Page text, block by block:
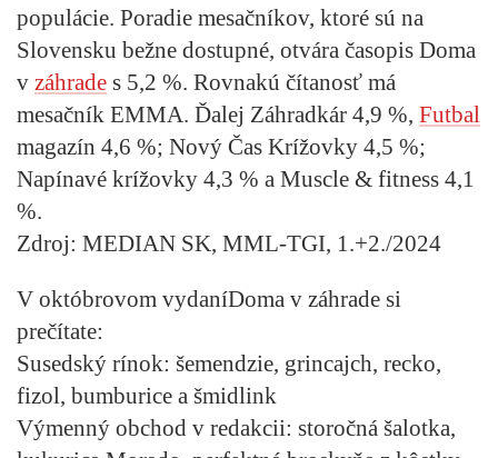
populácie. Poradie mesačníkov, ktoré sú na
Slovensku bežne dostupné, otvára časopis Doma
v záhrade s 5,2 %. Rovnakú čítanosť má
mesačník EMMA. Ďalej Záhradkár 4,9 %, Futbal
magazín 4,6 %; Nový Čas Krížovky 4,5 %;
Napínavé krížovky 4,3 % a Muscle & fitness 4,1
%.
Zdroj: MEDIAN SK, MML-TGI, 1.+2./2024
V októbrovom vydaníDoma v záhrade si
prečítate:
Susedský rínok: šemendzie, grincajch, recko,
fizol, bumburice a šmidlink
Výmenný obchod v redakcii: storočná šalotka,